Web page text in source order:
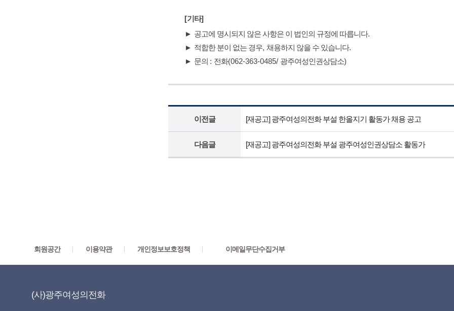
[기타]
► 공고에 명시되지 않은 사항은 이 법인의 규정에 따릅니다.
► 적합한 분이 없는 경우, 채용하지 않을 수 있습니다.
► 문의 : 전화(062-363-0485/ 광주여성인권상담소)
이전글 [재공고] 광주여성의전화 부설 한올지기 활동가 채용 공고
다음글 [재공고] 광주여성의전화 부설 광주여성인권상담소 활동가
회원공간 이용약관 개인정보보호정책 이메일무단수집거부
(사)광주여성의전화